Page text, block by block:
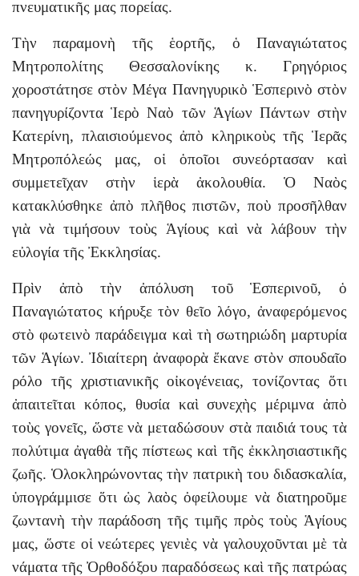
πνευματικῆς μας πορείας.
Τὴν παραμονὴ τῆς ἑορτῆς, ὁ Παναγιώτατος
Μητροπολίτης Θεσσαλονίκης κ. Γρηγόριος
χοροστάτησε στὸν Μέγα Πανηγυρικὸ Ἑσπερινὸ στὸν
πανηγυρίζοντα Ἱερὸ Ναὸ τῶν Ἁγίων Πάντων στὴν
Κατερίνη, πλαισιούμενος ἀπὸ κληρικοὺς τῆς Ἱερᾶς
Μητροπόλεώς μας, οἱ ὁποῖοι συνεόρτασαν καὶ
συμμετεῖχαν στὴν ἱερὰ ἀκολουθία. Ὁ Ναὸς
κατακλύσθηκε ἀπὸ πλῆθος πιστῶν, ποὺ προσῆλθαν
γιὰ νὰ τιμήσουν τοὺς Ἁγίους καὶ νὰ λάβουν τὴν
εὐλογία τῆς Ἐκκλησίας.
Πρὶν ἀπὸ τὴν ἀπόλυση τοῦ Ἑσπερινοῦ, ὁ
Παναγιώτατος κήρυξε τὸν θεῖο λόγο, ἀναφερόμενος
στὸ φωτεινὸ παράδειγμα καὶ τὴ σωτηριώδη μαρτυρία
τῶν Ἁγίων. Ἰδιαίτερη ἀναφορὰ ἔκανε στὸν σπουδαῖο
ρόλο τῆς χριστιανικῆς οἰκογένειας, τονίζοντας ὅτι
ἀπαιτεῖται κόπος, θυσία καὶ συνεχὴς μέριμνα ἀπὸ
τοὺς γονεῖς, ὥστε νὰ μεταδώσουν στὰ παιδιά τους τὰ
πολύτιμα ἀγαθὰ τῆς πίστεως καὶ τῆς ἐκκλησιαστικῆς
ζωῆς. Ὁλοκληρώνοντας τὴν πατρικὴ του διδασκαλία,
ὑπογράμμισε ὅτι ὡς λαὸς ὀφείλουμε νὰ διατηροῦμε
ζωντανὴ τὴν παράδοση τῆς τιμῆς πρὸς τοὺς Ἁγίους
μας, ὥστε οἱ νεώτερες γενιὲς νὰ γαλουχοῦνται μὲ τὰ
νάματα τῆς Ὀρθοδόξου παραδόσεως καὶ τῆς πατρώας